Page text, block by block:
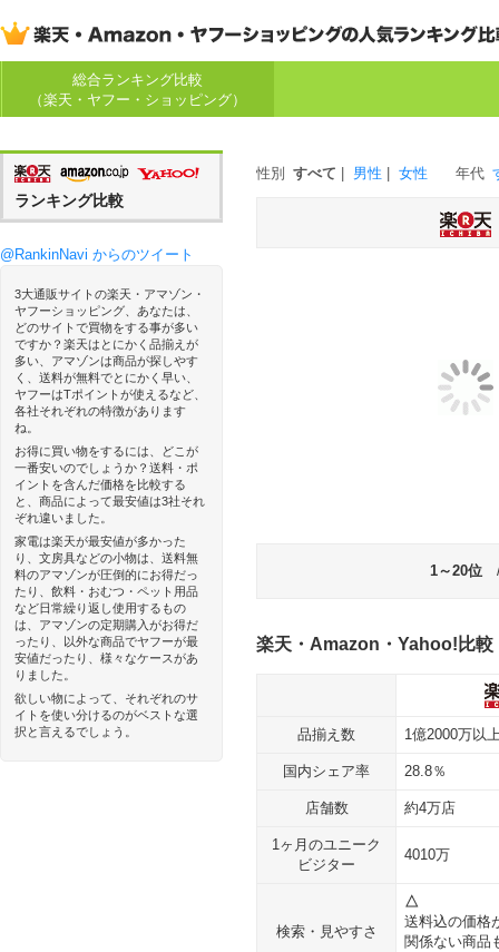
総合ランキング比較
（楽天・ヤフー・ショッピング）
ランキング比較
@RankinNavi からのツイート
3大通販サイトの楽天・アマゾン・
ヤフーショッピング、あなたは、
どのサイトで買物をする事が多い
ですか？楽天はとにかく品揃えが
多い、アマゾンは商品が探しやす
く、送料が無料でとにかく早い、
ヤフーはTポイントが使えるなど、
各社それぞれの特徴があります
ね。
お得に買い物をするには、どこが
一番安いのでしょうか？送料・ポ
イントを含んだ価格を比較する
と、商品によって最安値は3社それ
ぞれ違いました。
家電は楽天が最安値が多かった
り、文房具などの小物は、送料無
料のアマゾンが圧倒的にお得だっ
たり、飲料・おむつ・ペット用品
など日常繰り返し使用するもの
は、アマゾンの定期購入がお得だ
ったり、以外な商品でヤフーが最
安値だったり、様々なケースがあ
りました。
欲しい物によって、それぞれのサ
イトを使い分けるのがベストな選
択と言えるでしょう。
性別 すべて 男性 女性 年代
1～20位
楽天・Amazon・Yahoo!比較
品揃え数 1億2000万以
国内シェア率 28.8％
店舗数 約4万店
1ヶ月のユニーク
ビジター
4010万
検索・見やすさ
△
送料込の価格
関係ない商品